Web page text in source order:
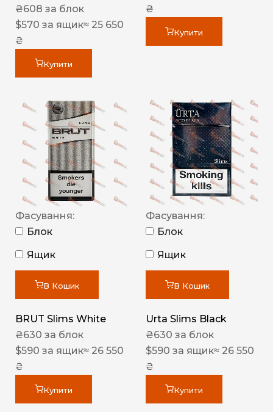
₴608 за блок
$570 за ящик≈ 25 650
₴
Купити
₴
Купити
Фасування:
Блок
Ящик
В Кошик
BRUT Slims White
₴630 за блок
$590 за ящик≈ 26 550
₴
Купити
Фасування:
Блок
Ящик
В Кошик
Urta Slims Black
₴630 за блок
$590 за ящик≈ 26 550
₴
Купити